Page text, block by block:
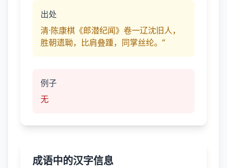
出处
清·陈康棋《郎潜纪闻》卷一辽沈旧人，
胜朝遗聈，比肩叠踵，同掌丝纶。”
例子
无
成语中的汉字信息